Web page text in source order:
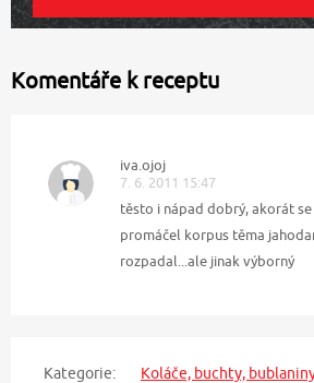
Komentáře k receptu
iva.ojoj
7. 6. 2011 15:47
těsto i nápad dobrý, akorát
promáčel korpus těma
rozpadal...ale jinak výborný
Kategorie:
Koláče, buchty,